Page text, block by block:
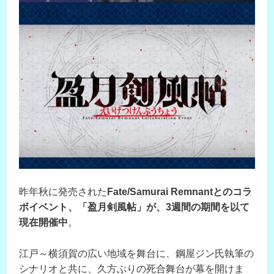
昨年秋に発売された Fate/Samurai Remnantとのコラ
ボイベント、「盈月剣風帖」が、3週間の期間を以て
現在開催中。
江戸～横須賀の広い地域を舞台に、鋼屋ジン氏執筆の
シナリオと共に、久方ぶりの死合舞台が幕を開けま